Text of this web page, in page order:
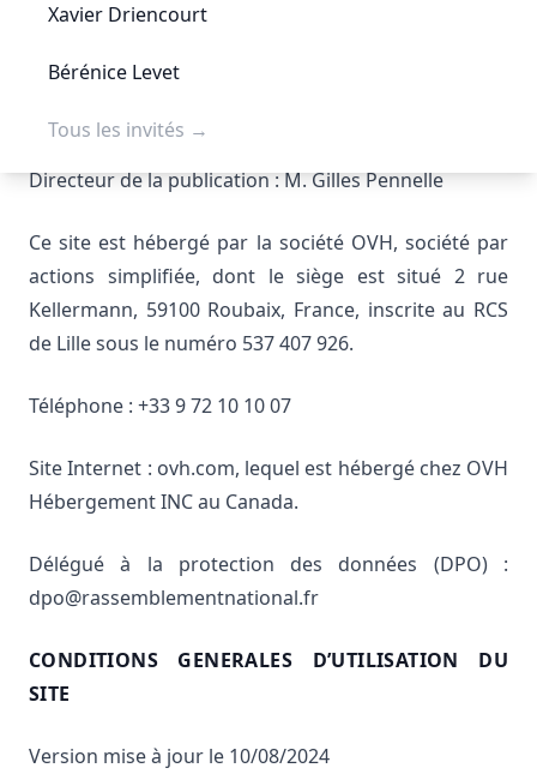
Xavier Driencourt
Bérénice Levet
Tous les invités →
Téléphone : +33 1 41 20 20 00
Directeur de la publication : M. Gilles Pennelle
Ce site est hébergé par la société OVH, société par
actions simplifiée, dont le siège est situé 2 rue
Kellermann, 59100 Roubaix, France, inscrite au RCS
de Lille sous le numéro 537 407 926.
Téléphone : +33 9 72 10 10 07
Site Internet : ovh.com, lequel est hébergé chez OVH
Hébergement INC au Canada.
Délégué à la protection des données (DPO) :
dpo@rassemblementnational.fr
CONDITIONS GENERALES D’UTILISATION DU
SITE
Version mise à jour le 10/08/2024